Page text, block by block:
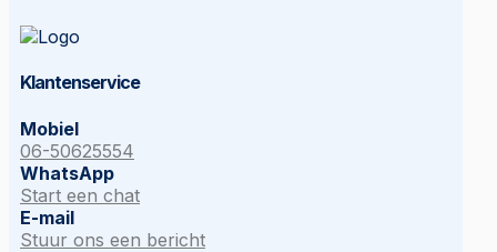
Klantenservice
Mobiel
06-50625554
WhatsApp
Start een chat
E-mail
Stuur ons een bericht